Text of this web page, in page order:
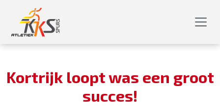
Kortrijk loopt was een groot
succes!